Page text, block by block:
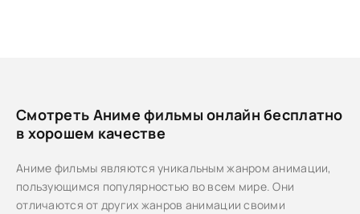
Смотреть Аниме фильмы онлайн бесплатно
в хорошем качестве
Аниме фильмы являются уникальным жанром анимации,
пользующимся популярностью во всем мире. Они
отличаются от других жанров анимации своими